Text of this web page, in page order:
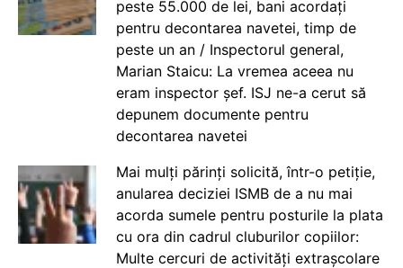
peste 55.000 de lei, bani acordați
pentru decontarea navetei, timp de
peste un an / Inspectorul general,
Marian Staicu: La vremea aceea nu
eram inspector șef. ISJ ne-a cerut să
depunem documente pentru
decontarea navetei
Mai mulți părinți solicită, într-o petiție,
anularea deciziei ISMB de a nu mai
acorda sumele pentru posturile la plata
cu ora din cadrul cluburilor copiilor:
Multe cercuri de activități extrașcolare